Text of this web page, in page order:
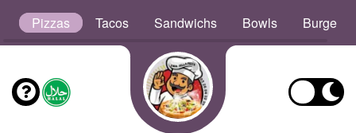
Pizzas Tacos Sandwichs Bowls Burgers